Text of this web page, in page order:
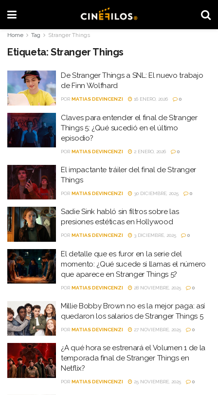
Home Tag Stranger Things
Etiqueta: Stranger Things
De Stranger Things a SNL: El nuevo trabajo
de Finn Wolfhard
POR MATIAS DEVINCENZI 16 ENERO, 2026 0
Claves para entender el final de Stranger
Things 5: ¿Qué sucedió en el último
episodio?
POR MATIAS DEVINCENZI 2 ENERO, 2026 0
El impactante tráiler del final de Stranger
Things
POR MATIAS DEVINCENZI 30 DICIEMBRE, 2025 0
Sadie Sink habló sin filtros sobre las
presiones estéticas en Hollywood
POR MATIAS DEVINCENZI 3 DICIEMBRE, 2025 0
El detalle que es furor en la serie del
momento: ¿Qué sucede si llamas el número
que aparece en Stranger Things 5?
POR MATIAS DEVINCENZI 28 NOVIEMBRE, 2025 0
Millie Bobby Brown no es la mejor paga: así
quedaron los salarios de Stranger Things 5
POR MATIAS DEVINCENZI 27 NOVIEMBRE, 2025 0
¿A qué hora se estrenará el Volumen 1 de la
temporada final de Stranger Things en
Netflix?
POR MATIAS DEVINCENZI 25 NOVIEMBRE, 2025 0